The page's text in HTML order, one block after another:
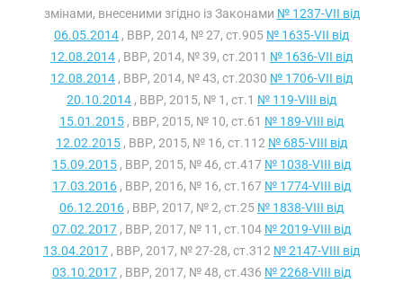
змінами, внесеними згідно із Законами № 1237-VII від
06.05.2014 , ВВР, 2014, № 27, ст.905 № 1635-VII від
12.08.2014 , ВВР, 2014, № 39, ст.2011 № 1636-VII від
12.08.2014 , ВВР, 2014, № 43, ст.2030 № 1706-VII від
20.10.2014 , ВВР, 2015, № 1, ст.1 № 119-VIII від
15.01.2015 , ВВР, 2015, № 10, ст.61 № 189-VIII від
12.02.2015 , ВВР, 2015, № 16, ст.112 № 685-VIII від
15.09.2015 , ВВР, 2015, № 46, ст.417 № 1038-VIII від
17.03.2016 , ВВР, 2016, № 16, ст.167 № 1774-VIII від
06.12.2016 , ВВР, 2017, № 2, ст.25 № 1838-VIII від
07.02.2017 , ВВР, 2017, № 11, ст.104 № 2019-VIII від
13.04.2017 , ВВР, 2017, № 27-28, ст.312 № 2147-VIII від
03.10.2017 , ВВР, 2017, № 48, ст.436 № 2268-VIII від